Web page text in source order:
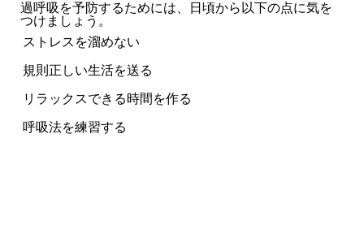
過呼吸を予防するためには、日頃から以下の点に気を
つけましょう。
ストレスを溜めない
規則正しい生活を送る
リラックスできる時間を作る
呼吸法を練習する